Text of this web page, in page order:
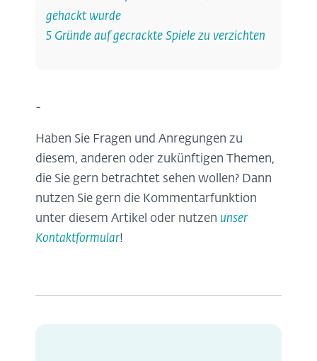
gehackt wurde
5 Gründe auf gecrackte Spiele zu verzichten
-
Haben Sie Fragen und Anregungen zu
diesem, anderen oder zukünftigen Themen,
die Sie gern betrachtet sehen wollen? Dann
nutzen Sie gern die Kommentarfunktion
unter diesem Artikel oder nutzen unser
Kontaktformular!